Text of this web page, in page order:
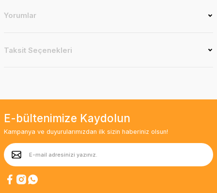
Yorumlar
Taksit Seçenekleri
E-bültenimize Kaydolun
Kampanya ve duyurularımızdan ilk sizin haberiniz olsun!